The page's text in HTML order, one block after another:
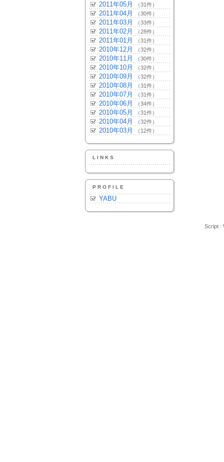
2011年05月 （31件）
2011年04月 （30件）
2011年03月 （33件）
2011年02月 （28件）
2011年01月 （31件）
2010年12月 （32件）
2010年11月 （30件）
2010年10月 （32件）
2010年09月 （32件）
2010年08月 （31件）
2010年07月 （31件）
2010年06月 （34件）
2010年05月 （31件）
2010年04月 （32件）
2010年03月 （12件）
LINKS
PROFILE
YABU
Script :